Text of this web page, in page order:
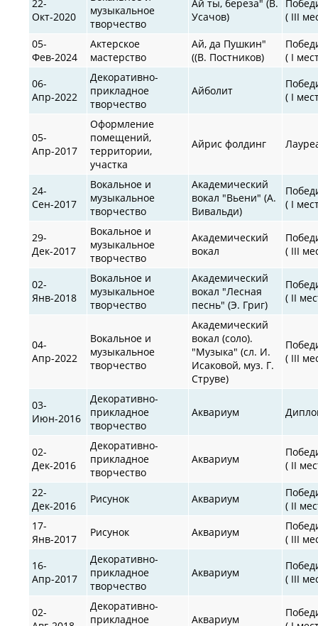
22-
Окт-2020
музыкальное
творчество
Ай ты, береза" (В.
Усачов)
( III
05-
Фев-2024
Актерское
мастерство
Ай, да Пушкин"
((В. Постников)
( I
06-
Апр-2022
Декоративно-
прикладное
творчество
Айболит
( I
05-
Апр-2017
Оформление
помещений,
территории,
участка
Айрис фолдинг
24-
Сен-2017
Вокальное и
музыкальное
творчество
Академический
вокал "Вьени" (А.
Вивальди)
( I
29-
Дек-2017
Вокальное и
музыкальное
творчество
Академический
вокал
( III
02-
Янв-2018
Вокальное и
музыкальное
творчество
Академический
вокал "Лесная
песнь" (Э. Григ)
( II
04-
Апр-2022
Вокальное и
музыкальное
творчество
Академический
вокал (соло).
"Музыка" (сл. И.
Исаковой, муз. Г.
Струве)
( III
03-
Июн-2016
Декоративно-
прикладное
творчество
Аквариум
02-
Дек-2016
Декоративно-
прикладное
творчество
Аквариум
( II
22-
Дек-2016
Рисунок Аквариум
( II
17-
Янв-2017
Рисунок Аквариум
( III
16-
Апр-2017
Декоративно-
прикладное
творчество
Аквариум
( III
02-
Декоративно-
прикладное
Аквариум